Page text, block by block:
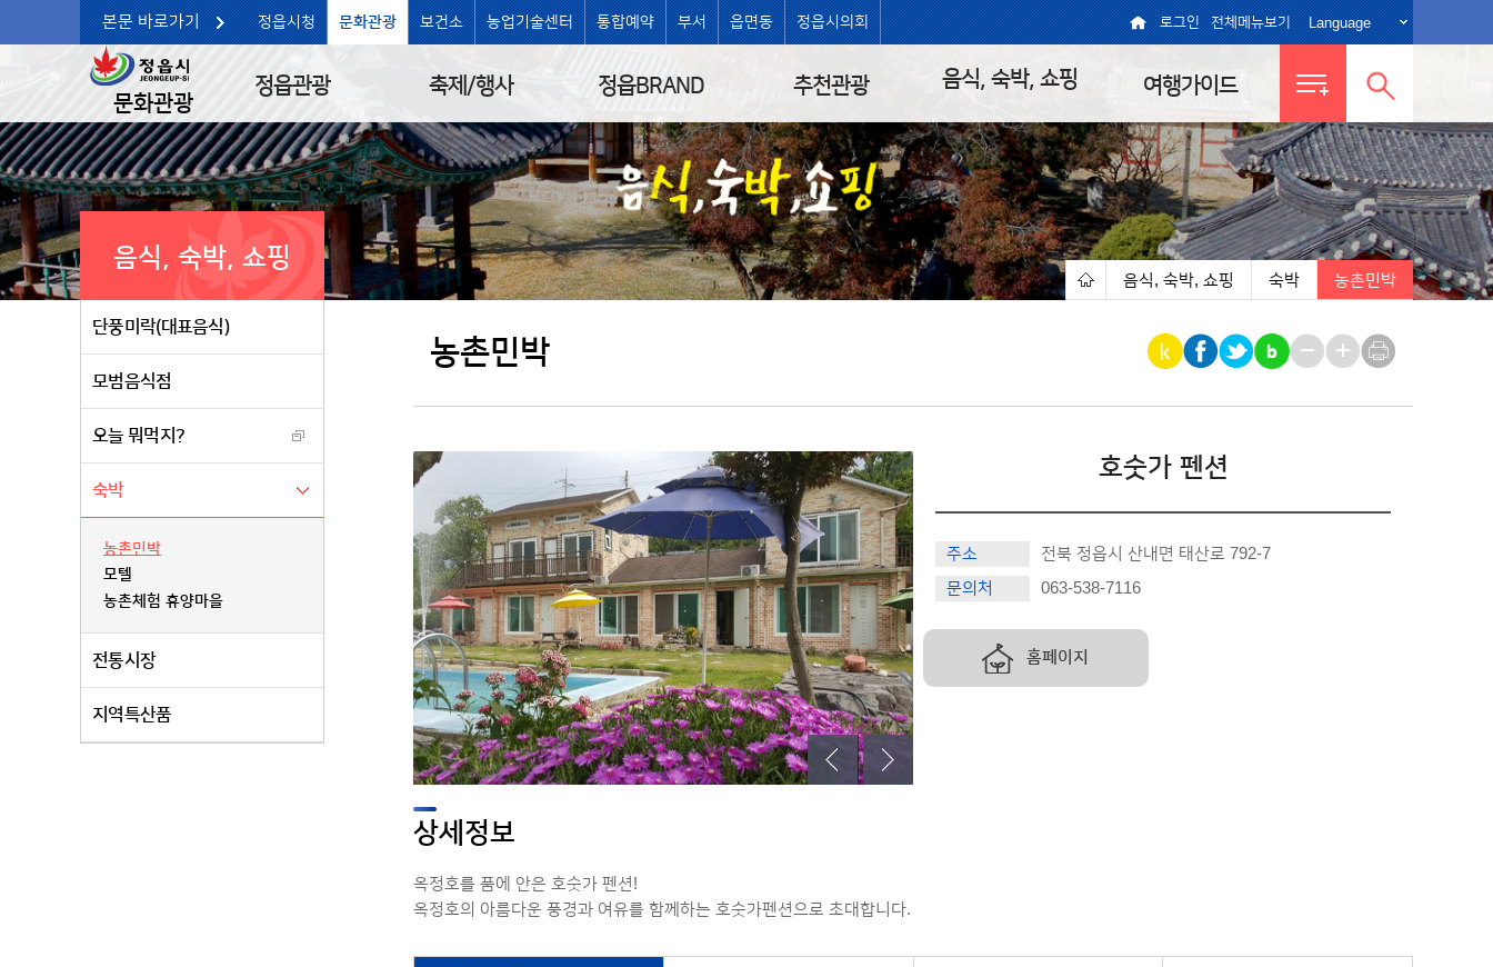
본문 바로가기 정읍시청 문화관광 보건소 농업기술센터 통합예약 부서 읍면동 정읍시의회 로그인 전체메뉴보기 Language
문화관광
정읍관광 축제/행사 정읍BRAND 추천관광 음식, 숙박, 쇼핑 여행가이드
전체메뉴
보기
통합검색
열기
음식, 숙박, 쇼핑
단풍미락(대표음식)
모범음식점
오늘 뭐먹지?
숙박
농촌민박
모텔
농촌체험 휴양마을
전통시장
지역특산품
음식, 숙박, 쇼핑 숙박 농촌민박
농촌민박
호숫가 펜션
주소
전북 정읍시 산내면 태산로 792-7
문의처
063-538-7116
홈페이지
상세정보
옥정호를 품에 안은 호숫가 펜션!
옥정호의 아름다운 풍경과 여유를 함께하는 호숫가펜션으로 초대합니다.